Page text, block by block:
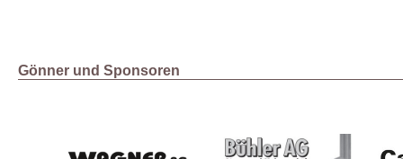
Gönner und Sponsoren